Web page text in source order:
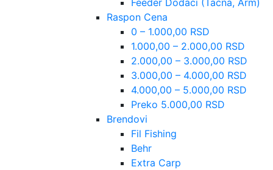
Raspon Cena
0 – 1.000,00 RSD
1.000,00 – 2.000,00 RSD
2.000,00 – 3.000,00 RSD
3.000,00 – 4.000,00 RSD
4.000,00 – 5.000,00 RSD
Preko 5.000,00 RSD
Brendovi
Fil Fishing
Behr
Extra Carp